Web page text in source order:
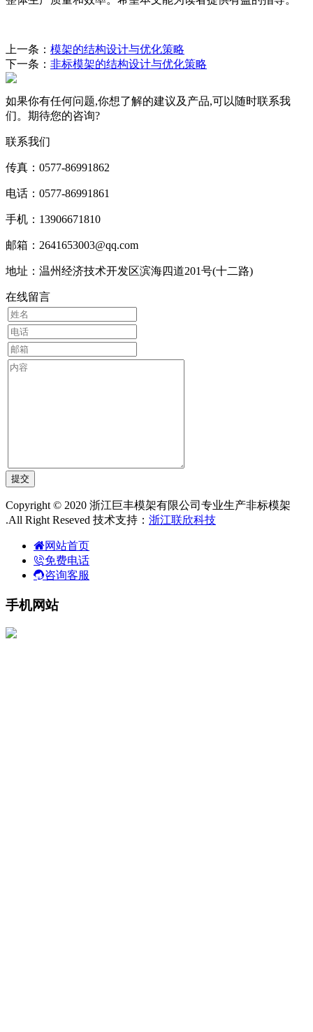
上一条： 模架的结构设计与优化策略
下一条： 非标模架的结构设计与优化策略
如果你有任何问题,你想了解的建议及产品,可以随时联系我
们。期待您的咨询?
联系我们
传真：0577-86991862
电话：0577-86991861
手机：13906671810
邮箱：2641653003@qq.com
地址：温州经济技术开发区滨海四道201号(十二路)
在线留言
Copyright © 2020 浙江巨丰模架有限公司专业生产非标模架
.All Right Reseved 技术支持： 浙江联欣科技
网站首页
免费电话
咨询客服
手机网站